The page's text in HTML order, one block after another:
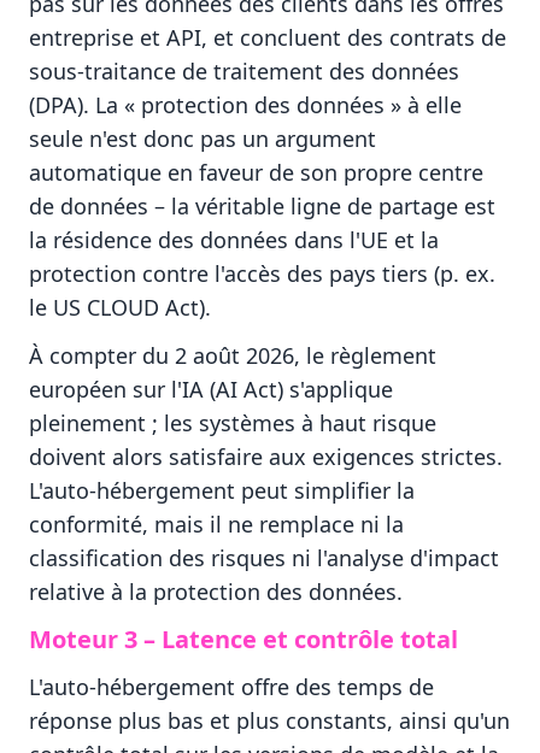
entreprise et API, et concluent des contrats de
sous-traitance de traitement des données
(DPA). La « protection des données » à elle
seule n'est donc pas un argument
automatique en faveur de son propre centre
de données – la véritable ligne de partage est
la résidence des données dans l'UE et la
protection contre l'accès des pays tiers (p. ex.
le US CLOUD Act).
À compter du 2 août 2026, le règlement
européen sur l'IA (AI Act) s'applique
pleinement ; les systèmes à haut risque
doivent alors satisfaire aux exigences strictes.
L'auto-hébergement peut simplifier la
conformité, mais il ne remplace ni la
classification des risques ni l'analyse d'impact
relative à la protection des données.
Moteur 3 – Latence et contrôle total
L'auto-hébergement offre des temps de
réponse plus bas et plus constants, ainsi qu'un